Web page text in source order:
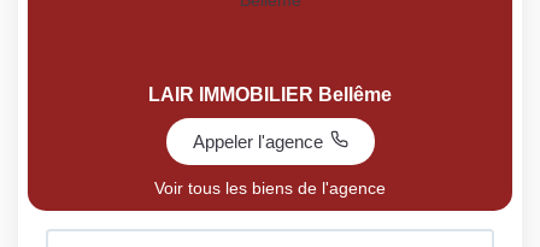
LAIR IMMOBILIER Bellême
Appeler l'agence
Voir tous les biens de l'agence